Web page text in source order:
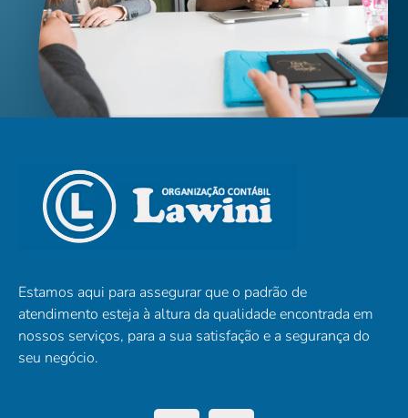
Estamos aqui para assegurar que o padrão de
atendimento esteja à altura da qualidade encontrada em
nossos serviços, para a sua satisfação e a segurança do
seu negócio.